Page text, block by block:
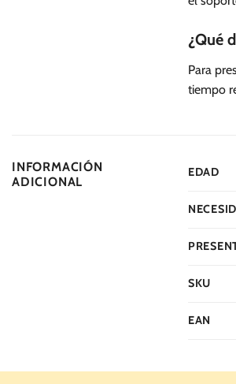
¿Qué
Para
tiempo
INFORMACIÓN
ADICIONAL
EDAD
SKU
EAN